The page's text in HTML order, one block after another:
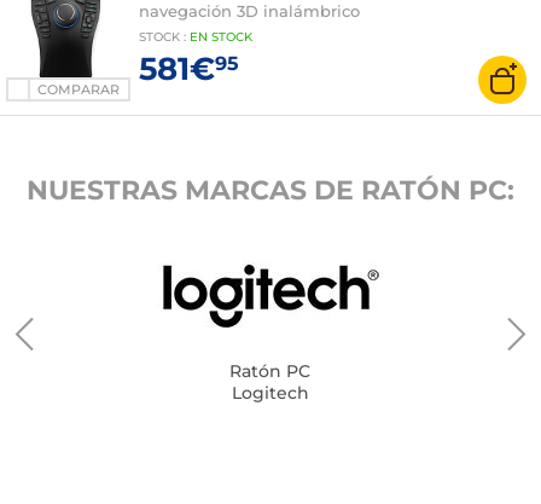
COMPARAR
navegación 3D inalámbrico
STOCK : EN STOCK
581€95
NUESTRAS MARCAS DE RATÓN PC:
Ratón PC
Logitech